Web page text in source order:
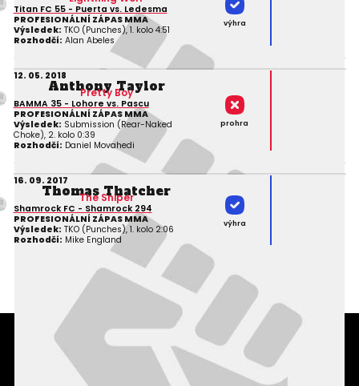
Titan FC 55 - Puerta vs. Ledesma
PROFESIONÁLNÍ ZÁPAS MMA
Výsledek: TKO (Punches), 1. kolo 4:51
Rozhodčí: Alan Abeles
výhra
12. 05. 2018
Anthony Taylor
Pretty Boy
BAMMA 35 - Lohore vs. Pascu
PROFESIONÁLNÍ ZÁPAS MMA
Výsledek: Submission (Rear-Naked
Choke), 2. kolo 0:39
Rozhodčí: Daniel Movahedi
prohra
16. 09. 2017
Thomas Thatcher
The Sniper
Shamrock FC - Shamrock 294
PROFESIONÁLNÍ ZÁPAS MMA
Výsledek: TKO (Punches), 1. kolo 2:06
Rozhodčí: Mike England
výhra
Podmínky užití webového rozhraní
Souhlas s používáním osobních údajů